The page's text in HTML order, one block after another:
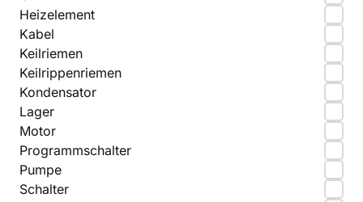
Heizelement
Kabel
Keilriemen
Keilrippenriemen
Kondensator
Lager
Motor
Programmschalter
Pumpe
Schalter